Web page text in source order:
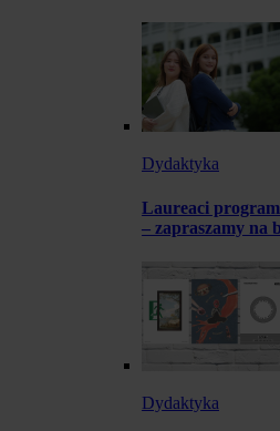
Dydaktyka
Laureaci
– zapraszamy na
Dydaktyka